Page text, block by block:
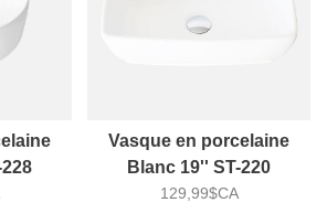
Vasque en porcelaine
Blanc 19'' ST-220
129,99$CA